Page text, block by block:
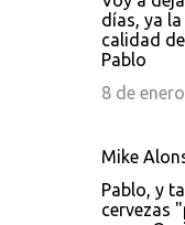
días, ya
calidad
Pablo
8 de
Mike
Pablo, y
cervezas